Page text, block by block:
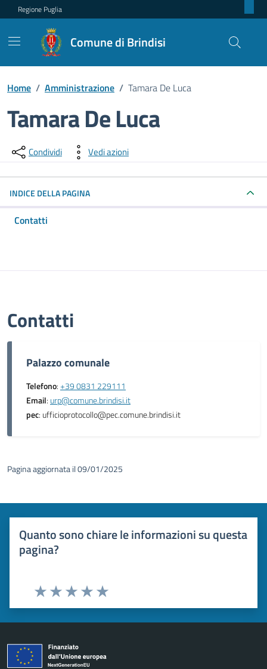
Regione Puglia
Comune di Brindisi
Home / Amministrazione / Tamara De Luca
Tamara De Luca
Dettagli della persona pubblica
Condividi Vedi azioni
INDICE DELLA PAGINA
Contatti
Contatti
Palazzo comunale
Telefono:+39 0831 229111
Email: urp@comune.brindisi.it
pec: ufficioprotocollo@pec.comune.brindisi.it
Pagina aggiornata il 09/01/2025
Quanto sono chiare le informazioni su questa
pagina?
Valuta 5 stelle su 5
Valuta 4 stelle su 5
Valuta 3 stelle su 5
Valuta 2 stelle su 5
Valuta 1 stelle su 5